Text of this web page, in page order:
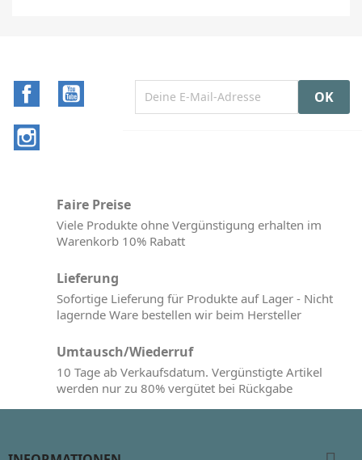
Facebook
Faire Preise
Viele Produkte ohne Vergünstigung erhalten im
Warenkorb 10% Rabatt
Lieferung
Sofortige Lieferung für Produkte auf Lager - Nicht
lagernde Ware bestellen wir beim Hersteller
Umtausch/Wiederruf
10 Tage ab Verkaufsdatum. Vergünstigte Artikel
werden nur zu 80% vergütet bei Rückgabe